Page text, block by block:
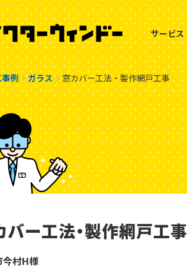
サービス
例 ガラス 窓カバー工法・製作網戸工事
バー工法・製作網戸工事
今村H様